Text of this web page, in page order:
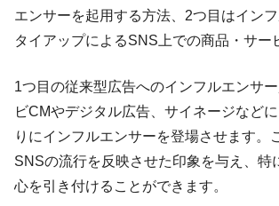
エンサーを起用する方法、2つ目はイン
タイアップによるSNS上での商品・サー
1つ目の従来型広告へのインフルエンサ
ビCMやデジタル広告、サイネージなど
りにインフルエンサーを登場させます。
SNSの流行を反映させた印象を与え、特
心を引き付けることができます。